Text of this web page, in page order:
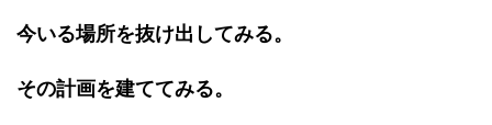
今いる場所を抜け出してみる。
その計画を建ててみる。